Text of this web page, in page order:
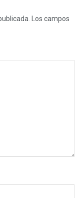
Los campos